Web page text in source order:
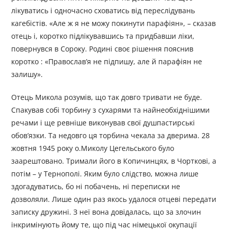
лікуватись і одночасно сховатись від переслідувань
кагебістів. «Але ж я не можу покинути парафіян», – сказав
отець і, коротко підлікувавшись та придбавши ліки,
повернувся в Сороку. Родині своє рішення пояснив
коротко : «Православ’я не підпишу, але й парафіян не
залишу».
Отець Микола розумів, що так довго тривати не буде.
Спакував собі торбину з сухарями та найнеобхіднішими
речами і ще ревніше виконував свої душпастирські
обов’язки. Та недовго ця торбина чекала за дверима. 28
жовтня 1945 року о.Миколу Цегельського було
заарештовано. Тримали його в Копичинцях, в Чорткові, а
потім – у Тернополі. Яким було слідство, можна лише
здогадуватись, бо ні побачень, ні переписки не
дозволяли. Лише один раз якось удалося отцеві передати
записку дружині. З неї вона довідалась, що за злочин
інкримінують йому те, що під час німецької окупації